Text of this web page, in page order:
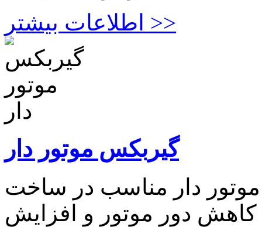
اطلاعات بیشتر >>
گیربکس موتور دار
دار مناسب در ساخت
کاهش دور موتور و افزایش